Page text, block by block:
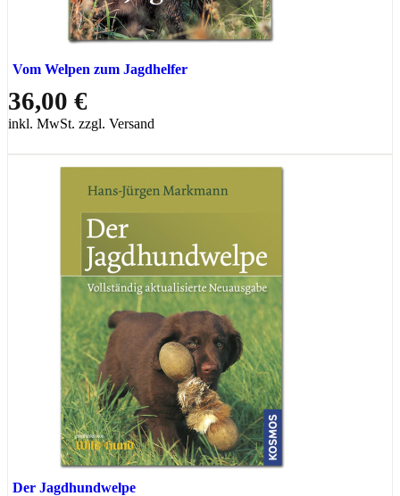
Vom Welpen zum Jagdhelfer
36,00 €
inkl. MwSt. zzgl. Versand
Der Jagdhundwelpe